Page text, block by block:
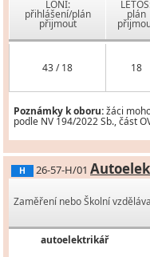
LONI:
přihlášení/plán
přijmout
plán
43 / 18 18
Poznámky k oboru:žáci
podle NV 194/2022 Sb., část
H 26-57-H/01
Zaměření nebo Školní
autoelektrikář